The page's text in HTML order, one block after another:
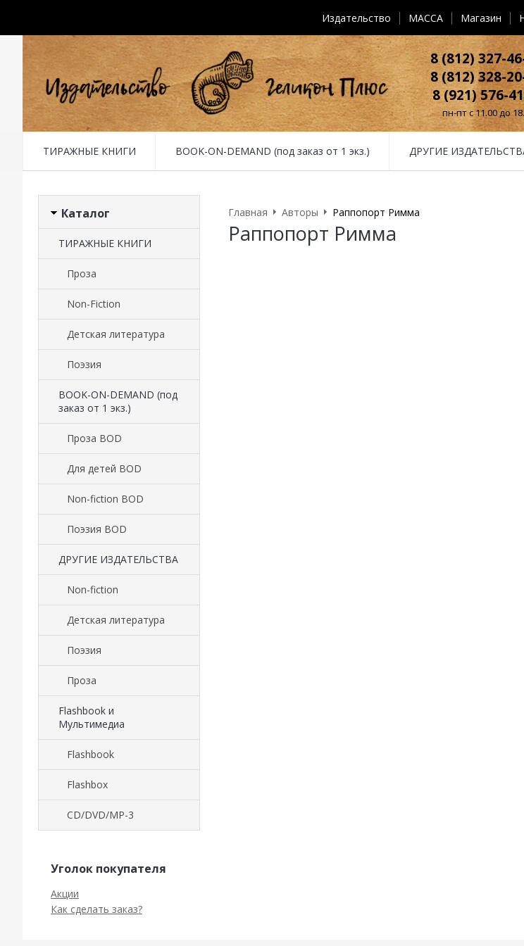
Издательство MACCA Магазин
8 (812) 327-
8 (812) 328-
8 (921) 576-
пн-пт с 11.00 до
ТИРАЖНЫЕ КНИГИ BOOK-ON-DEMAND (под заказ от 1 экз.) ДРУГИЕ
Каталог
ТИРАЖНЫЕ КНИГИ
Проза
Non-Fiction
Детская литература
Поэзия
BOOK-ON-DEMAND (под
заказ от 1 экз.)
Проза BOD
Для детей BOD
Non-fiction BOD
Поэзия BOD
ДРУГИЕ ИЗДАТЕЛЬСТВА
Non-fiction
Детская литература
Поэзия
Проза
Flashbook и
Мультимедиа
Flashbook
Flashbox
CD/DVD/MP-3
Уголок покупателя
Акции
Как сделать заказ?
Главная Авторы Раппопорт Римма
Раппопорт Римма